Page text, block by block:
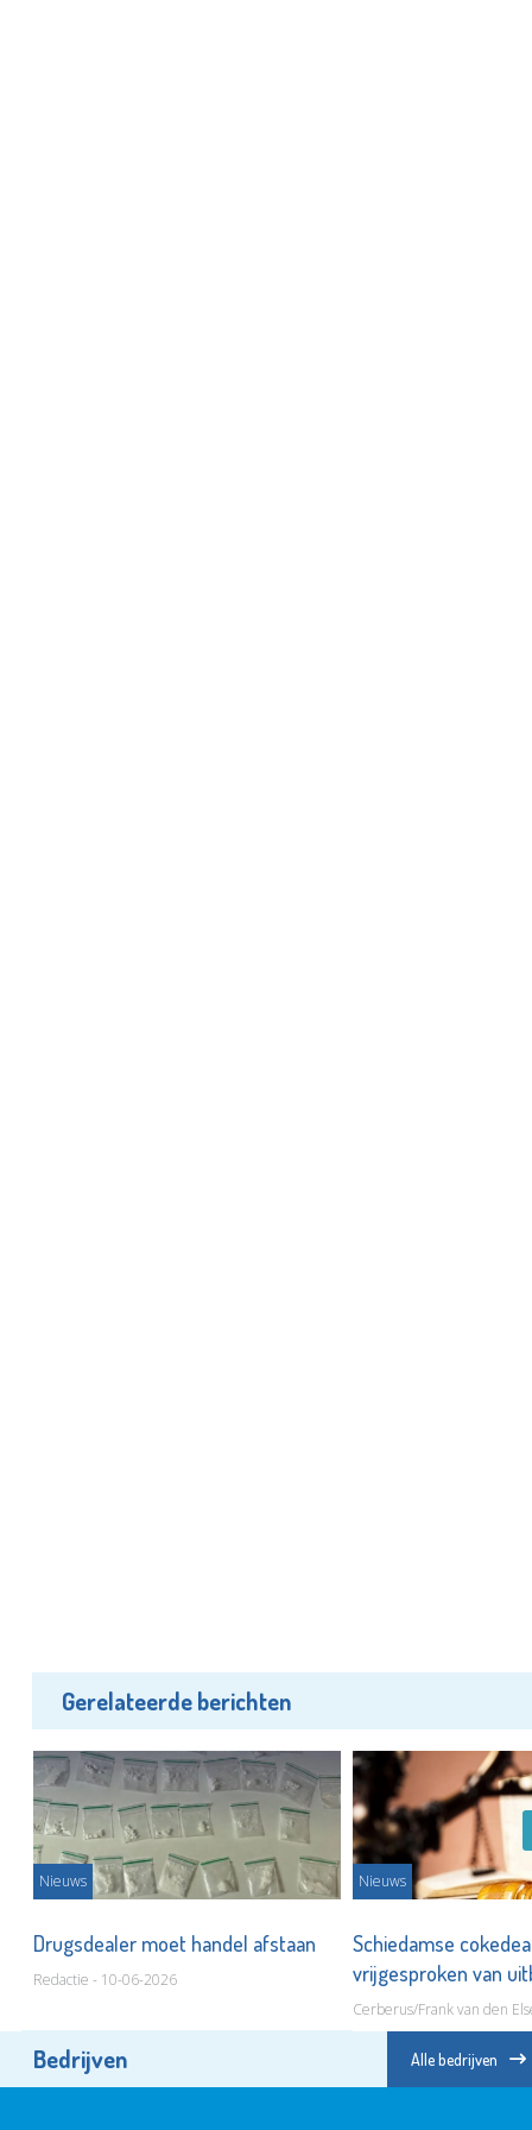
Gerelateerde berichten
Nieuws
Drugsdealer moet handel afstaan
Redactie - 10-06-2026
Nieuws
Schiedamse
vrijgesproken van
Cerberus/Frank van den
Bedrijven Alle bedrijven